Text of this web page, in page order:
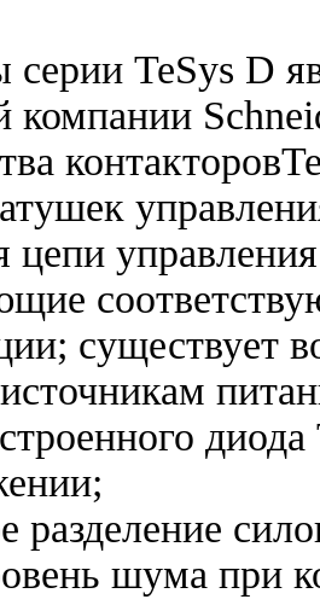
серии TeSys D
компании
цепи
существует
разделение
шума при